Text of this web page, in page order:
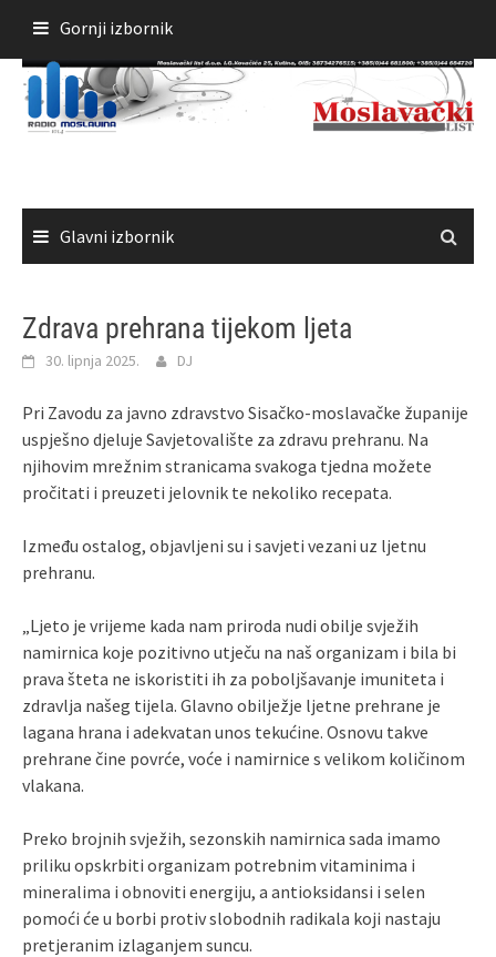
sadržaja
Gornji izbornik
Glavni izbornik
Zdrava prehrana tijekom ljeta
30. lipnja 2025. DJ
Pri Zavodu za javno zdravstvo Sisačko-moslavačke županije
uspješno djeluje Savjetovalište za zdravu prehranu. Na
njihovim mrežnim stranicama svakoga tjedna možete
pročitati i preuzeti jelovnik te nekoliko recepata.
Između ostalog, objavljeni su i savjeti vezani uz ljetnu
prehranu.
„Ljeto je vrijeme kada nam priroda nudi obilje svježih
namirnica koje pozitivno utječu na naš organizam i bila bi
prava šteta ne iskoristiti ih za poboljšavanje imuniteta i
zdravlja našeg tijela. Glavno obilježje ljetne prehrane je
lagana hrana i adekvatan unos tekućine. Osnovu takve
prehrane čine povrće, voće i namirnice s velikom količinom
vlakana.
Preko brojnih svježih, sezonskih namirnica sada imamo
priliku opskrbiti organizam potrebnim vitaminima i
mineralima i obnoviti energiju, a antioksidansi i selen
pomoći će u borbi protiv slobodnih radikala koji nastaju
pretjeranim izlaganjem suncu.